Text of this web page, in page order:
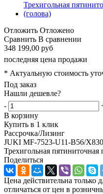
Отложить Отложено
Сравнить В сравнении
348 199,00 руб
последняя цена продажи
* Актуальную стоимость
Под заказ
Нашли дешевле?
-
В корзину
Купить в 1 клик
Рассрочка/Лизинг
JUKI MF-7523-U11-B56/
Трехигольная
Поделиться
Цена действительна только
отличаться от цен в